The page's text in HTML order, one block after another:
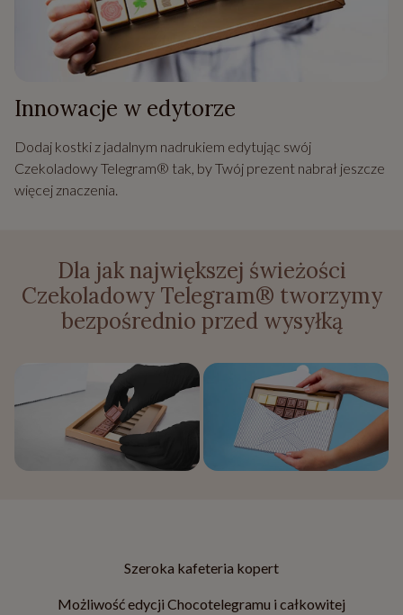
Innowacje w edytorze
Dodaj kostki z jadalnym nadrukiem edytując swój
Czekoladowy Telegram® tak, by Twój prezent nabrał jeszcze
więcej znaczenia.
Dla jak największej świeżości
Czekoladowy Telegram® tworzymy
bezpośrednio przed wysyłką
Szeroka kafeteria kopert
Możliwość edycji Chocotelegramu i całkowitej